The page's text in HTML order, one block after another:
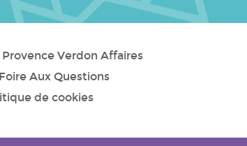
Provence Verdon Affaires
Foire Aux Questions
de cookies